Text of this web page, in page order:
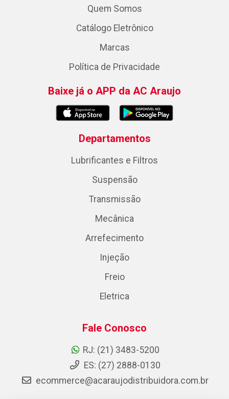
Quem Somos
Catálogo Eletrônico
Marcas
Política de Privacidade
Baixe já o APP da AC Araujo
Departamentos
Lubrificantes e Filtros
Suspensão
Transmissão
Mecânica
Arrefecimento
Injeção
Freio
Eletrica
Fale Conosco
RJ: (21) 3483-5200
ES: (27) 2888-0130
ecommerce@acaraujodistribuidora.com.br